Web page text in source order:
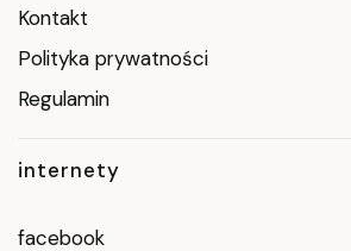
Kontakt
Polityka prywatności
Regulamin
internety
facebook